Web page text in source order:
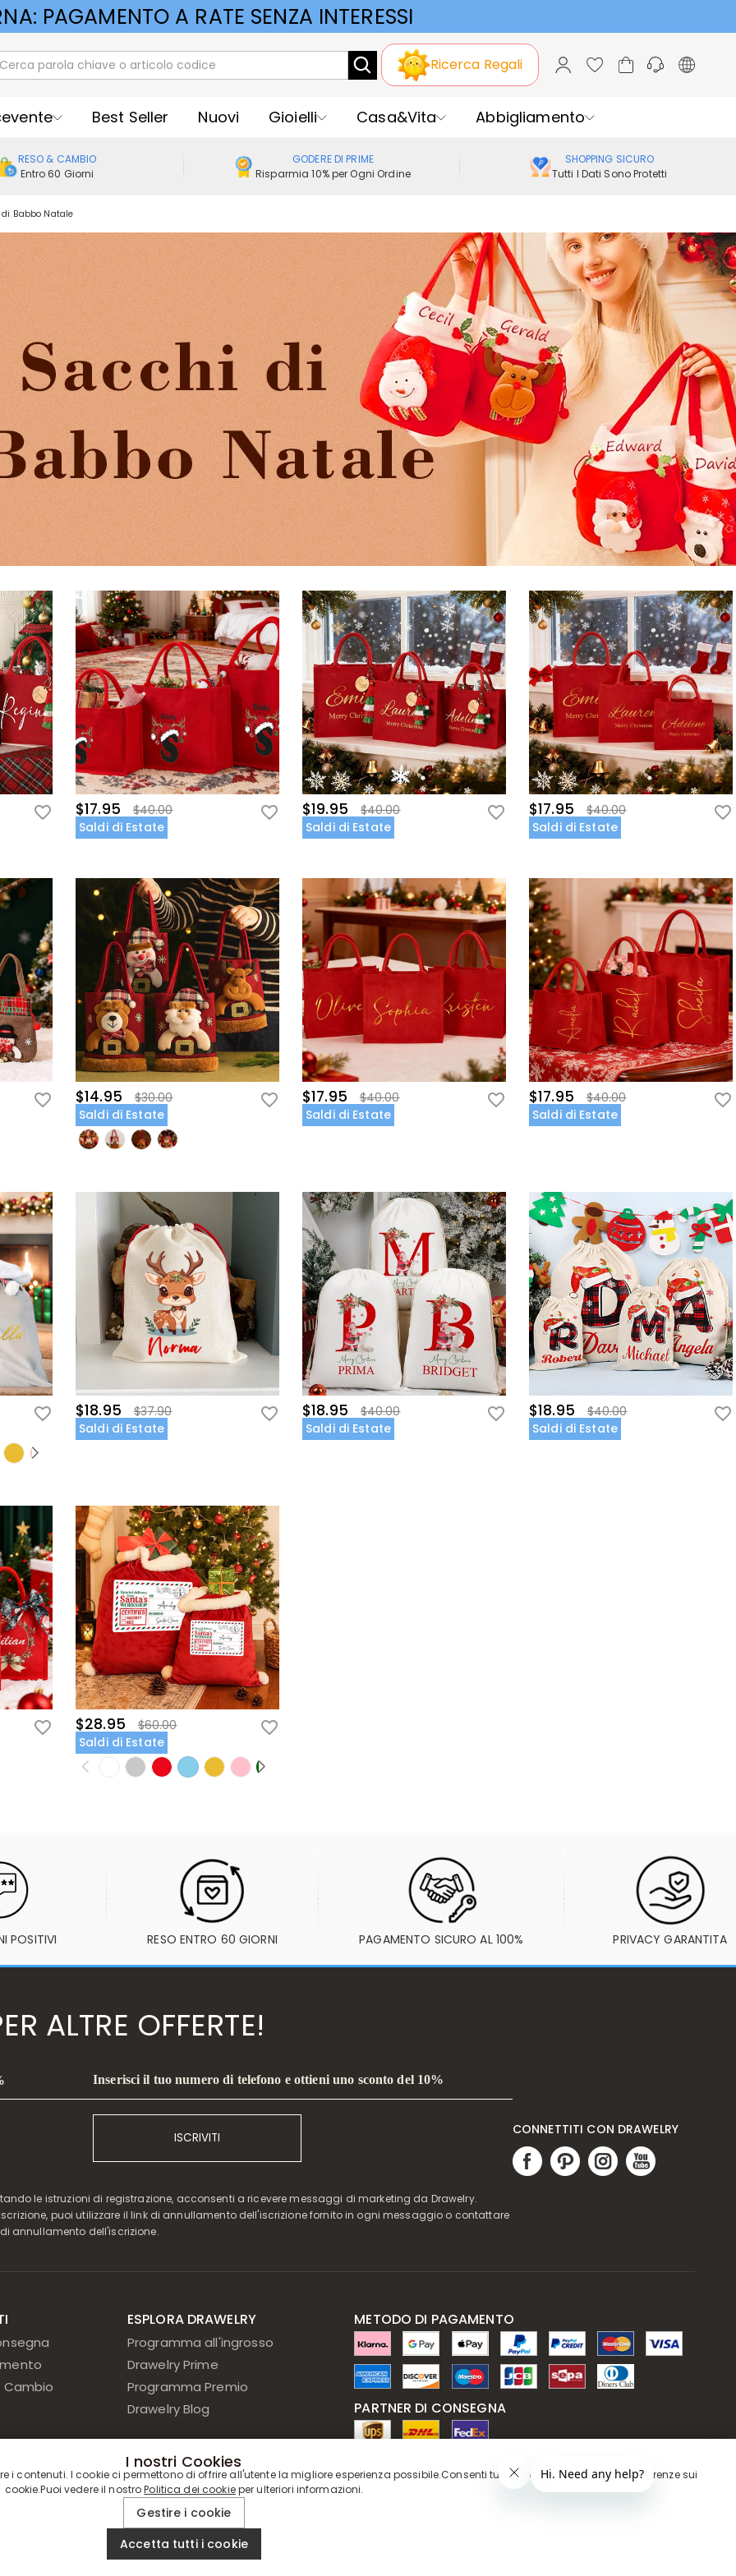
PAGAMENTO A RATE SENZA INTERESSI
Ricerca Regali
Best Seller Nuovi Gioielli Casa&Vita Abbigliamento
RESO & CAMBIO
Entro 60 Giorni
GODERE DI PRIME
Risparmia 10% per Ogni Ordine
SHOPPING SICURO
Tutti I Dati Sono Protetti
Babbo Natale
$17.95
$40.00
Saldi di Estate
$19.95
$40.00
Saldi di Estate
$17.95
$40.00
Saldi di Estate
$14.95
$30.00
Saldi di Estate
$17.95
$40.00
Saldi di Estate
$17.95
$40.00
Saldi di Estate
$18.95
$37.90
Saldi di Estate
$18.95
$40.00
Saldi di Estate
$18.95
$40.00
Saldi di Estate
$28.95
$60.00
Saldi di Estate
POSITIVI RESO ENTRO 60 GIORNI PAGAMENTO SICURO AL 100% PRIVACY GARANTITA
ALTRE OFFERTE!
Inserisci il tuo numero di telefono e ottieni uno sconto del 10%
ISCRIVITI
le istruzioni di registrazione, acconsenti a ricevere messaggi di marketing da Drawelry.
puoi utilizzare il link di annullamento dell'iscrizione fornito in ogni messaggio o contattare
annullamento dell'iscrizione.
CONNETTITI CON DRAWELRY
Cambio
ESPLORA DRAWELRY
Programma all'ingrosso
Drawelry Prime
Programma Premio
Drawelry Blog
METODO DI PAGAMENTO
PARTNER DI CONSEGNA
© 2019 - 2026Drawelry. Tutti i Diritti Riservati.
I nostri Cookies
i contenuti. I cookie ci permettono di offrire all'utente la migliore esperienza possibile.Consenti tutti i cookie o regola le tue preferenze sui
cookie.Puoi vedere il nostroPolitica dei cookieper ulteriori informazioni.
Gestire i cookie
Accetta tutti i cookie